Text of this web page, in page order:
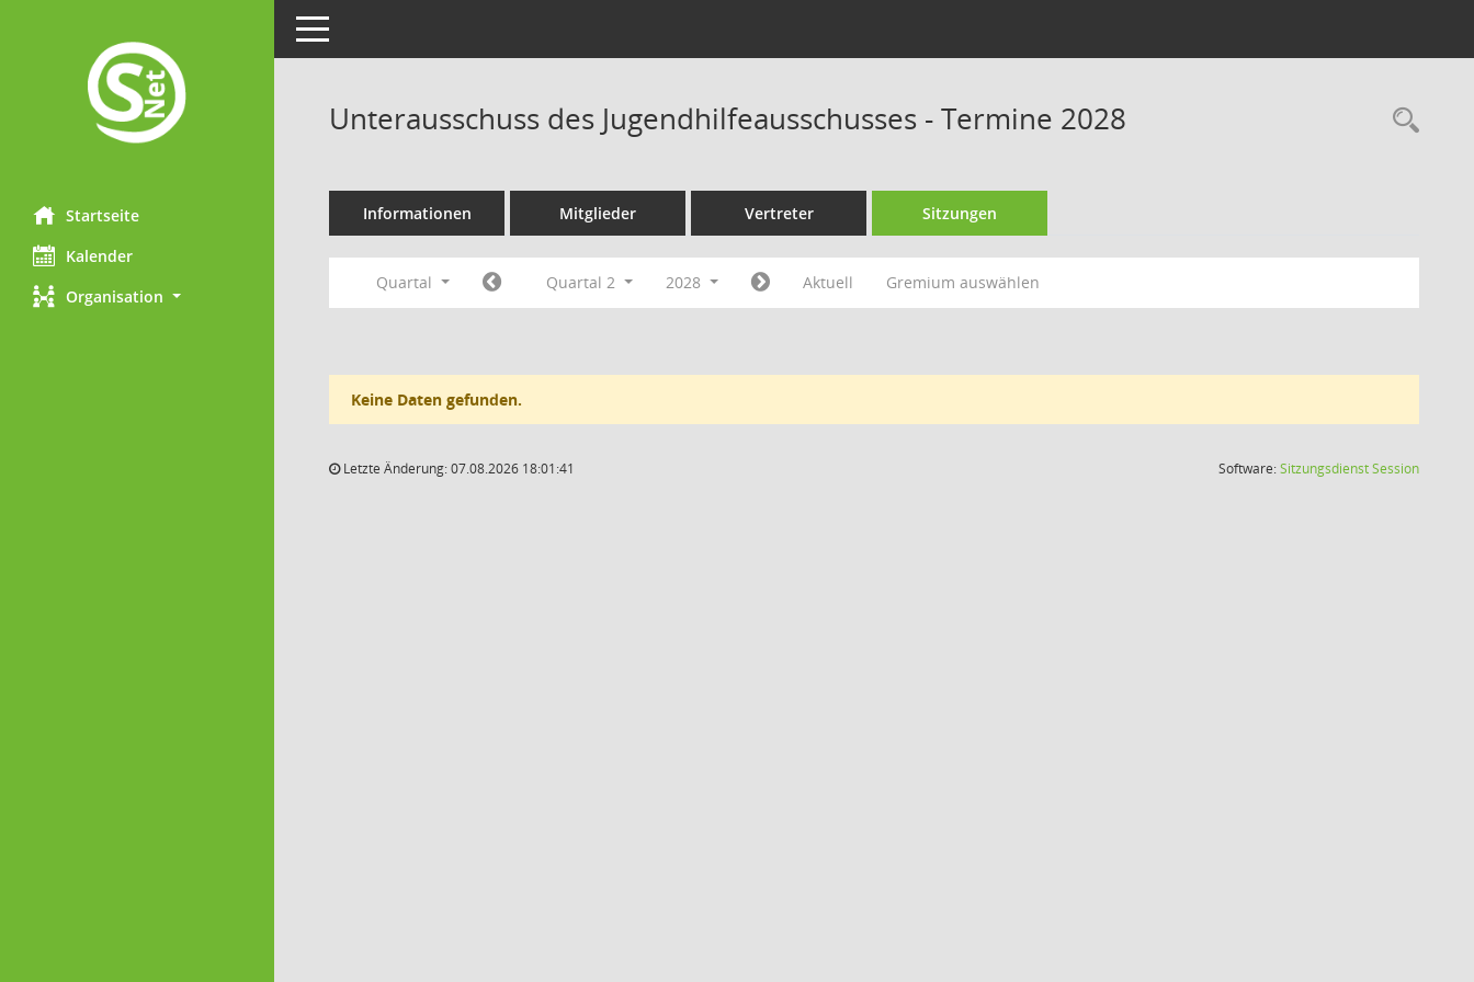
Startseite
Kalender
Organisation
Toggle navigation
Unterausschuss des Jugendhilfeausschusses - Termine 2028
Informationen Mitglieder Vertreter Sitzungen
Quartal Quartal 2 2028 Aktuell Gremium auswählen
Keine Daten gefunden.
Letzte Änderung: 07.08.2026 18:01:41 Software:SitzungsdienstSession(Wird in